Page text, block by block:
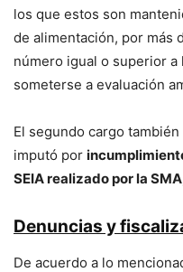
los que estos son
de alimentación, por más
número igual o superior
someterse a evaluación
El segundo cargo
imputó por
SEIA realizado por la
Denuncias y
De acuerdo a lo